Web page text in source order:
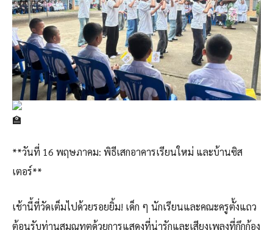
**วันที่ 16 พฤษภาคม: พิธีเสกอาคารเรียนใหม่ และบ้านซิส
เตอร์**
เช้านี้ที่วัดเต็มไปด้วยรอยยิ้ม! เด็ก ๆ นักเรียนและคณะครูตั้งแถว
ต้อนรับท่านสมณทูตด้วยการแสดงที่น่ารักและเสียงเพลงที่กึกก้อง